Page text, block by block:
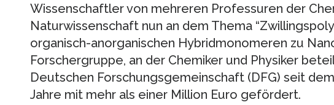
Wissenschaftler von mehreren Professuren der
Naturwissenschaft nun an dem Thema
organisch-anorganischen Hybridmonomeren zu
Forschergruppe, an der Chemiker und Physiker
Deutschen Forschungsgemeinschaft (DFG) seit
Jahre mit mehr als einer Million Euro gefördert.